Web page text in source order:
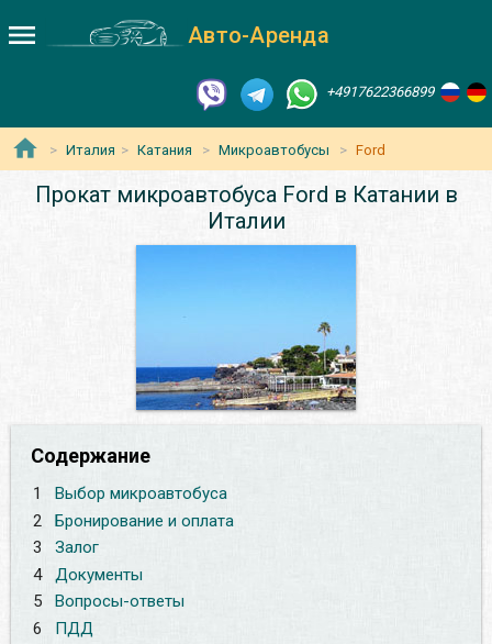
Авто-Аренда
+4917622366899
Италия Катания Микроавтобусы Ford
Прокат микроавтобуса Ford в Катании в
Италии
Содержание
1
Выбор микроавтобуса
2
Бронирование и оплата
3
Залог
4
Документы
5
Вопросы-ответы
6
ПДД